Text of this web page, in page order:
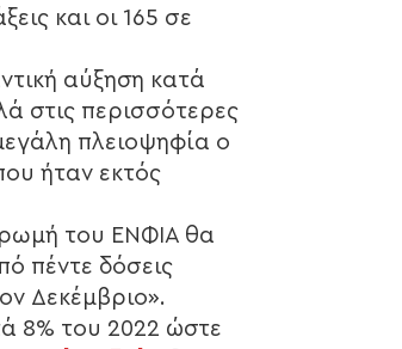
και οι 165 σε
αύξηση κατά
στις περισσότερες
πλειοψηφία ο
ήταν εκτός
του ΕΝΦΙΑ θα
πέντε δόσεις
Δεκέμβριο».
8% του 2022 ώστε